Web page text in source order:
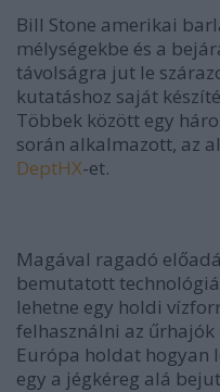
Bill Stone amerikai
mélységekbe és a
távolságra jut le
kutatáshoz saját
Többek között egy
során alkalmazott, az
DeptHX-et.
Magával ragadó
bemutatott
lehetne egy holdi
felhasználni az
Európa holdat hogyan
egy a jégkéreg alá